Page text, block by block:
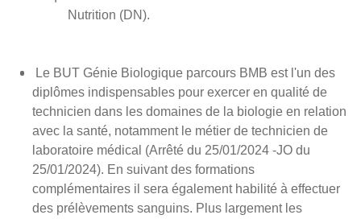
Nutrition (DN).
Le BUT Génie Biologique parcours BMB est l'un des
diplômes indispensables pour exercer en qualité de
technicien dans les domaines de la biologie en relation
avec la santé, notamment le métier de technicien de
laboratoire médical (Arrêté du 25/01/2024 -JO du
25/01/2024). En suivant des formations
complémentaires il sera également habilité à effectuer
des prélèvements sanguins. Plus largement les